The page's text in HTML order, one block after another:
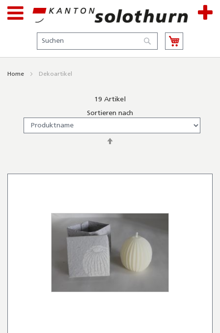
Suche
Suche
Home Dekoartikel
19 Artikel
Sortieren nach